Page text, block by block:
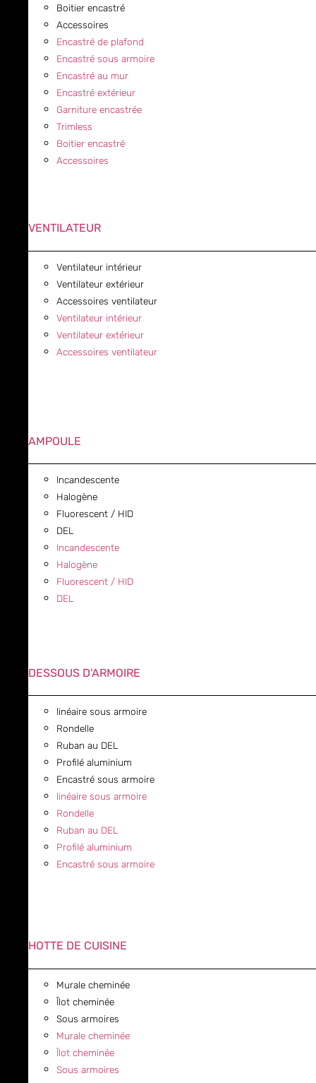
Boitier encastré
Accessoires
Encastré de plafond
Encastré sous armoire
Encastré au mur
Encastré extérieur
Garniture encastrée
Trimless
Boitier encastré
Accessoires
VENTILATEUR
Ventilateur intérieur
Ventilateur extérieur
Accessoires ventilateur
Ventilateur intérieur
Ventilateur extérieur
Accessoires ventilateur
AMPOULE
Incandescente
Halogène
Fluorescent / HID
DEL
Incandescente
Halogène
Fluorescent / HID
DEL
DESSOUS D'ARMOIRE
linéaire sous armoire
Rondelle
Ruban au DEL
Profilé aluminium
Encastré sous armoire
linéaire sous armoire
Rondelle
Ruban au DEL
Profilé aluminium
Encastré sous armoire
HOTTE DE CUISINE
Murale cheminée
Îlot cheminée
Sous armoires
Murale cheminée
Îlot cheminée
Sous armoires